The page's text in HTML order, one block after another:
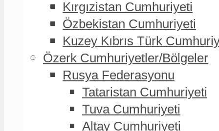
Kırgızistan Cumhuriyeti
Özbekistan Cumhuriyeti
Kuzey Kıbrıs Türk
Özerk Cumhuriyetler/Bölgeler
Rusya Federasyonu
Tataristan Cumhuriyeti
Tuva Cumhuriyeti
Altay Cumhuriyeti